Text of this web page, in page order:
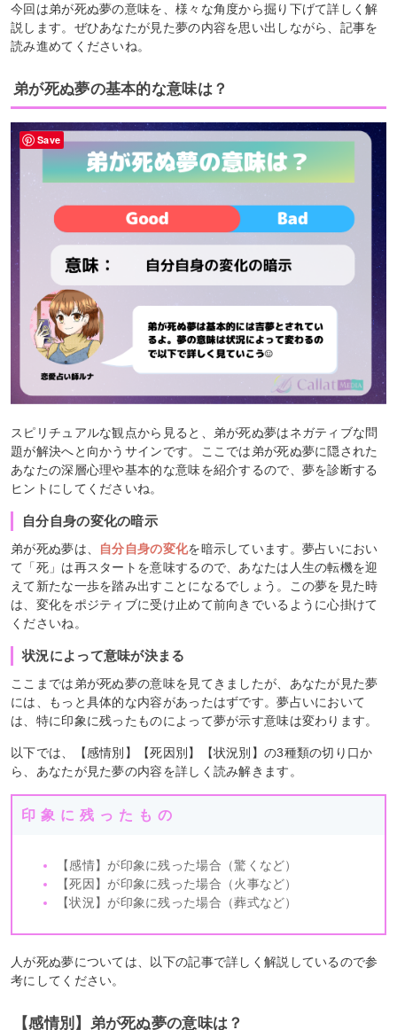
今回は弟が死ぬ夢の意味を、様々な角度から掘り下げて詳しく解
説します。ぜひあなたが見た夢の内容を思い出しながら、記事を
読み進めてくださいね。
弟が死ぬ夢の基本的な意味は？
スピリチュアルな観点から見ると、弟が死ぬ夢はネガティブな問
題が解決へと向かうサインです。ここでは弟が死ぬ夢に隠された
あなたの深層心理や基本的な意味を紹介するので、夢を診断する
ヒントにしてくださいね。
自分自身の変化の暗示
弟が死ぬ夢は、 自分自身の変化を暗示しています。夢占いにおい
て「死」は再スタートを意味するので、あなたは人生の転機を迎
えて新たな一歩を踏み出すことになるでしょう。この夢を見た時
は、変化をポジティブに受け止めて前向きでいるように心掛けて
くださいね。
状況によって意味が決まる
ここまでは弟が死ぬ夢の意味を見てきましたが、あなたが見た夢
には、もっと具体的な内容があったはずです。夢占いにおいて
は、特に印象に残ったものによって夢が示す意味は変わります。
以下では、【感情別】【死因別】【状況別】の3種類の切り口か
ら、あなたが見た夢の内容を詳しく読み解きます。
印象に残ったもの
【感情】が印象に残った場合（驚くなど）
【死因】が印象に残った場合（火事など）
【状況】が印象に残った場合（葬式など）
人が死ぬ夢については、以下の記事で詳しく解説しているので参
考にしてください。
【感情別】弟が死ぬ夢の意味は？
Save